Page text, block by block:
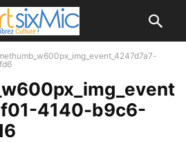
4140-b9c6-